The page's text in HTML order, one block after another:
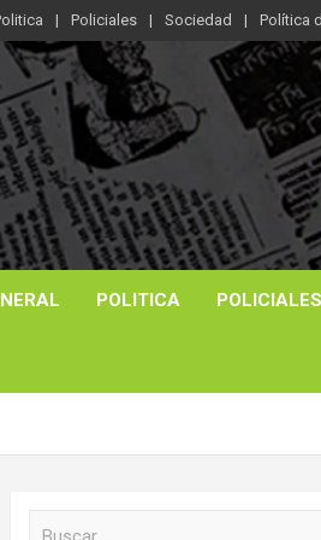
Policiales Sociedad Política
POLITICA POLICIALES